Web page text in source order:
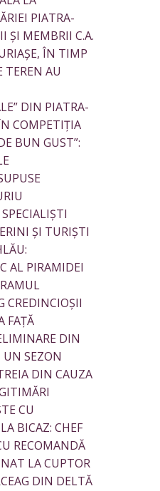
PIATRA-
ȘI MEMBRII C.A.
ÎN TIMP
TEREN AU
DIN PIATRA-
COMPETIȚIA
BUN GUST”:
ȘI TURIȘTI
AL PIRAMIDEI
CREDINCIOȘII
FAȚĂ
DIN
SEZON
DIN CAUZA
CU
BICAZ: CHEF
RECOMANDĂ
LA CUPTOR
DIN DELTĂ